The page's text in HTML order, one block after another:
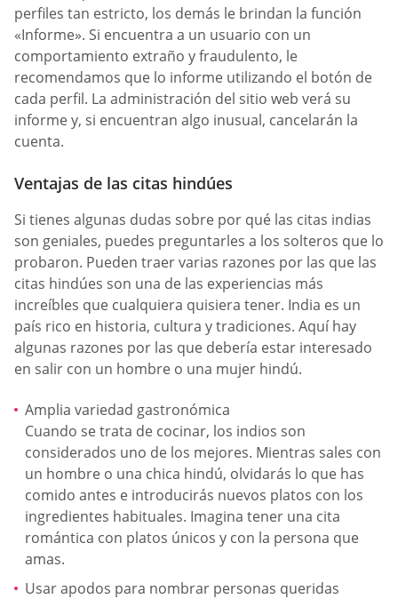
perfiles tan estricto, los demás le brindan la función
«Informe». Si encuentra a un usuario con un
comportamiento extraño y fraudulento, le
recomendamos que lo informe utilizando el botón de
cada perfil. La administración del sitio web verá su
informe y, si encuentran algo inusual, cancelarán la
cuenta.
Ventajas de las citas hindúes
Si tienes algunas dudas sobre por qué las citas indias
son geniales, puedes preguntarles a los solteros que lo
probaron. Pueden traer varias razones por las que las
citas hindúes son una de las experiencias más
increíbles que cualquiera quisiera tener. India es un
país rico en historia, cultura y tradiciones. Aquí hay
algunas razones por las que debería estar interesado
en salir con un hombre o una mujer hindú.
Amplia variedad gastronómica
Cuando se trata de cocinar, los indios son
considerados uno de los mejores. Mientras sales con
un hombre o una chica hindú, olvidarás lo que has
comido antes e introducirás nuevos platos con los
ingredientes habituales. Imagina tener una cita
romántica con platos únicos y con la persona que
amas.
Usar apodos para nombrar personas queridas